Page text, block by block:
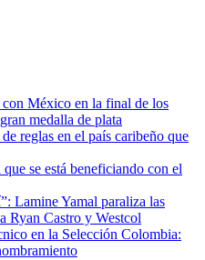
México en la final de los
medalla de plata
reglas en el país caribeño que
se está beneficiando con el
Lamine Yamal paraliza las
Ryan Castro y Westcol
en la Selección Colombia: